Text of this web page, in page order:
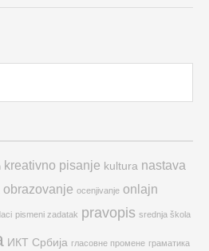
kreativno pisanje kultura nastava
obrazovanje ocenjivanje onlajn
pismeni zadatak pravopis srednja škola
ИКТ Србија гласовне промене граматика